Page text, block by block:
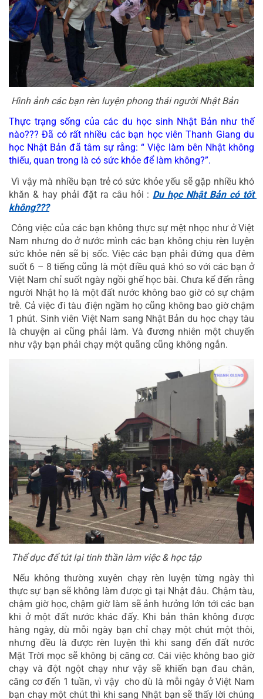
Hình ảnh các bạn rèn luyện phong thái người Nhật Bản
Thực trạng sống của các du học sinh Nhật Bản như thế
nào??? Đã có rất nhiều các bạn học viên Thanh Giang du
học Nhật Bản đã tâm sự rằng: “ Việc làm bên Nhật không
thiếu, quan trong là có sức khỏe để làm không?”.
Vì vậy mà nhiều bạn trẻ có sức khỏe yếu sẽ gặp nhiều khó
khăn & hay phải đặt ra câu hỏi : Du học Nhật Bản có tốt
không???
Nam nhưng do ở nước mình các bạn không chịu rèn luyện
sức khỏe nên sẽ bị sốc. Việc các bạn phải đứng qua đêm
suốt 6 – 8 tiếng cũng là một điều quá khó so với các bạn ở
Việt Nam chỉ suốt ngày ngồi ghế học bài. Chưa kể đến rằng
người Nhật họ là một đất nước không bao giờ có sự chậm
trễ. Cả việc đi tàu điện ngầm họ cũng không bao giờ chậm
1 phút. Sinh viên Việt Nam sang Nhật Bản du học chạy tàu
là chuyện ai cũng phải làm. Và đương nhiên một chuyến
như vậy bạn phải chạy một quãng cũng không ngắn.
Thể dục để tút lại tinh thần làm việc & học tập
thực sự bạn sẽ không làm được gì tại Nhật đâu. Chậm tàu,
chậm giờ học, chậm giờ làm sẽ ảnh hưởng lớn tới các bạn
khi ở một đất nước khác đấy. Khi bản thân không được
hàng ngày, dù mỗi ngày bạn chỉ chạy một chút một thôi,
nhưng đều là được rèn luyện thì khi sang đến đất nước
Mặt Trời mọc sẽ không bị căng cơ. Cái việc không bao giờ
chạy và đột ngột chạy như vậy sẽ khiến bạn đau chân,
căng cơ đến 1 tuần, vì vậy  cho dù là mỗi ngày ở Việt Nam
bạn chạy một chút thì khi sang Nhật bạn sẽ thấy lời chúng